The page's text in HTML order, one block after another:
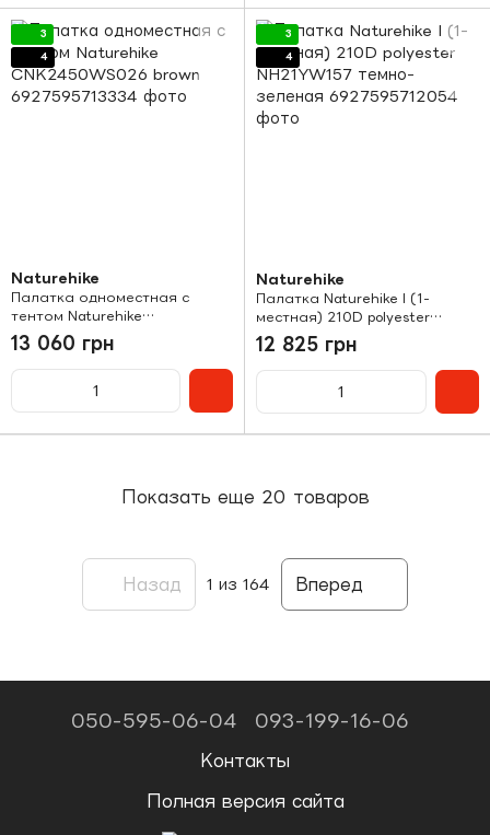
3
4
Naturehike
Палатка одноместная с
тентом Naturehike
CNK2450WS026 brown
13 060 грн
3
4
Naturehike
Палатка Naturehike I (1-
местная) 210D polyester
NH21YW157 темно-зеленая
12 825 грн
Показать еще 20 товаров
Назад 1 из 164 Вперед
050-595-06-04 093-199-16-06
Контакты
Полная версия сайта